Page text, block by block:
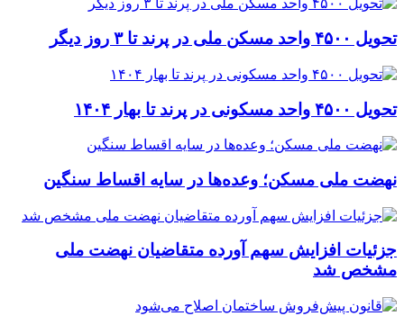
تحویل ۴۵۰۰ واحد مسکن ملی در پرند تا ۳ روز دیگر
تحویل ۴۵۰۰ واحد مسکونی در پرند تا بهار ۱۴۰۴
نهضت ملی مسکن؛ وعده‌ها در سایه اقساط سنگین
جزئیات افزایش سهم آورده متقاضیان نهضت ملی
مشخص شد